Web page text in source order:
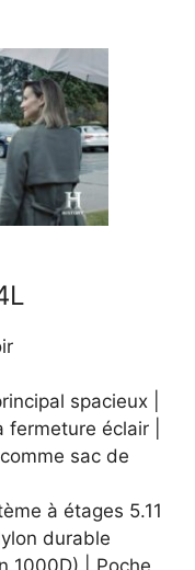
spacieux |
éclair |
sac de
à étages 5.11
durable